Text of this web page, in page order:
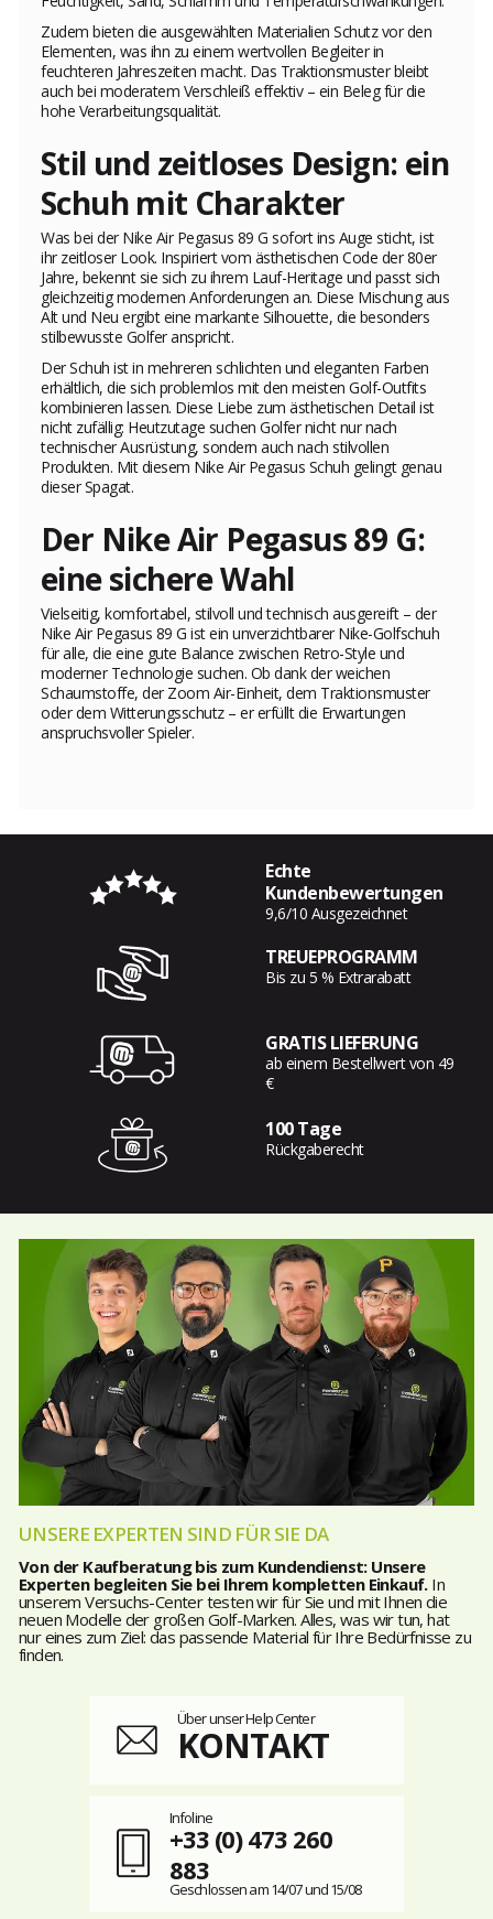
Zudem bieten die ausgewählten Materialien Schutz vor den
Elementen, was ihn zu einem wertvollen Begleiter in
feuchteren Jahreszeiten macht. Das Traktionsmuster bleibt
auch bei moderatem Verschleiß effektiv – ein Beleg für die
hohe Verarbeitungsqualität.
Stil und zeitloses Design: ein
Schuh mit Charakter
Was bei der Nike Air Pegasus 89 G sofort ins Auge sticht, ist
ihr zeitloser Look. Inspiriert vom ästhetischen Code der 80er
Jahre, bekennt sie sich zu ihrem Lauf-Heritage und passt sich
gleichzeitig modernen Anforderungen an. Diese Mischung aus
Alt und Neu ergibt eine markante Silhouette, die besonders
stilbewusste Golfer anspricht.
Der Schuh ist in mehreren schlichten und eleganten Farben
erhältlich, die sich problemlos mit den meisten Golf-Outfits
kombinieren lassen. Diese Liebe zum ästhetischen Detail ist
nicht zufällig: Heutzutage suchen Golfer nicht nur nach
technischer Ausrüstung, sondern auch nach stilvollen
Produkten. Mit diesem Nike Air Pegasus Schuh gelingt genau
dieser Spagat.
Der Nike Air Pegasus 89 G:
eine sichere Wahl
Vielseitig, komfortabel, stilvoll und technisch ausgereift – der
Nike Air Pegasus 89 G ist ein unverzichtbarer Nike-Golfschuh
für alle, die eine gute Balance zwischen Retro-Style und
moderner Technologie suchen. Ob dank der weichen
Schaumstoffe, der Zoom Air-Einheit, dem Traktionsmuster
oder dem Witterungsschutz – er erfüllt die Erwartungen
anspruchsvoller Spieler.
Echte
Kundenbewertungen
9,6/10 Ausgezeichnet
TREUEPROGRAMM
Bis zu 5 % Extrarabatt
GRATIS LIEFERUNG
ab einem Bestellwert von 49
€
100 Tage
Rückgaberecht
UNSERE EXPERTEN SIND FÜR SIE DA
Von der Kaufberatung bis zum Kundendienst: Unsere
Experten begleiten Sie bei Ihrem kompletten Einkauf.In
unserem Versuchs-Center testen wir für Sie und mit Ihnen die
neuen Modelle der großen Golf-Marken. Alles, was wir tun, hat
nur eines zum Ziel: das passende Material für Ihre Bedürfnisse zu
finden.
Über unser Help Center
KONTAKT
Infoline
+33 (0) 473 260
883
Geschlossen am 14/07 und 15/08